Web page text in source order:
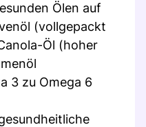
Ölen auf
(vollgepackt
Öl (hoher
3 zu Omega 6